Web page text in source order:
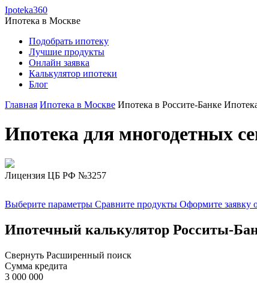
Ipoteka360
Ипотека в Москве
Подобрать ипотеку
Лучшие продукты
Онлайн заявка
Калькулятор ипотеки
Блог
Главная Ипотека в Москве Ипотека в Россите-Банке
Ипотека для многодетных
Лицензия ЦБ РФ №3257
Выберите параметры Сравните продукты Оформите заявку
Ипотечный калькулятор Росситы-
Свернуть Расширенный поиск
Сумма кредита
3 000 000